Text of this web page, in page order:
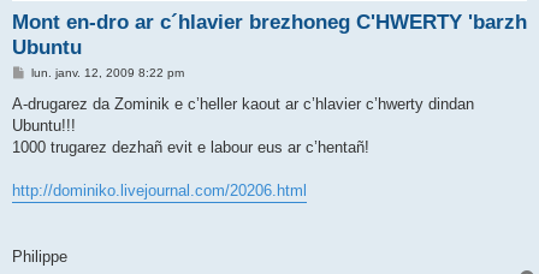
Mont en-dro ar c´hlavier brezhoneg C'HWERTY 'barzh
Ubuntu
M
s
a
g
lun. janv. 12, 2009 8:22 pm
A-drugarez da Zominik e c’heller kaout ar c’hlavier c’hwerty dindan
Ubuntu!!!
1000 trugarez dezhañ evit e labour eus ar c’hentañ!
http://dominiko.livejournal.com/20206.html
Philippe